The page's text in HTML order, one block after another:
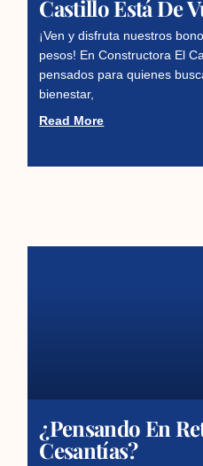
Castillo Está De
¡Ven y disfruta nuestros
pesos! En Constructora El
pensados para quienes
bienestar,
Read More
¿Pensando En
Cesantías?